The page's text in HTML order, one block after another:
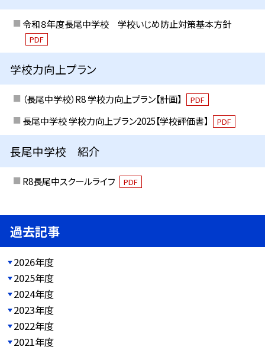
令和８年度長尾中学校 学校いじめ防止対策基本方針
PDF
学校力向上プラン
（長尾中学校）R8 学校力向上プラン【計画】 PDF
長尾中学校 学校力向上プラン2025【学校評価書】 PDF
長尾中学校 紹介
R8長尾中スクールライフ PDF
過去記事
2026年度
2025年度
2024年度
2023年度
2022年度
2021年度